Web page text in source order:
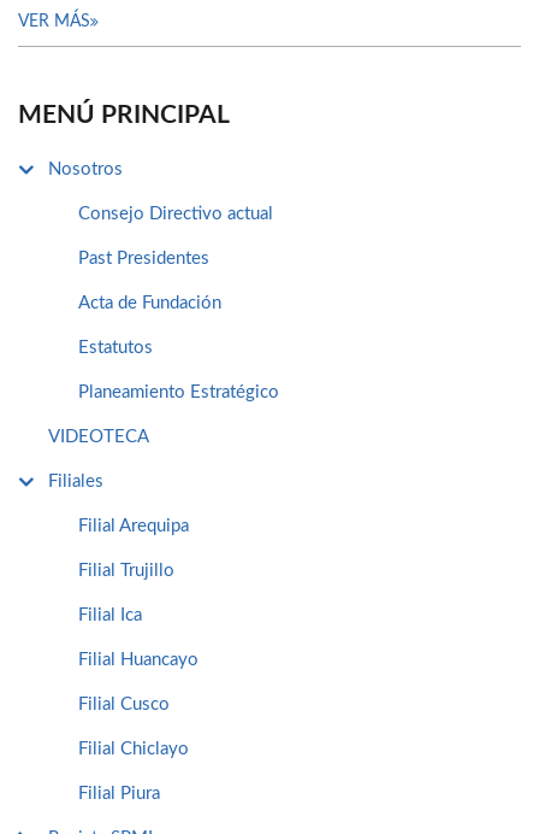
VER MÁS
MENÚ PRINCIPAL
Nosotros
Consejo Directivo actual
Past Presidentes
Acta de Fundación
Estatutos
Planeamiento Estratégico
VIDEOTECA
Filiales
Filial Arequipa
Filial Trujillo
Filial Ica
Filial Huancayo
Filial Cusco
Filial Chiclayo
Filial Piura